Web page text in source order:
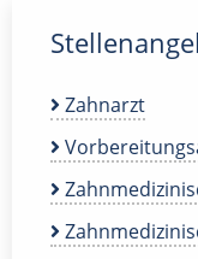
Zahnarzt